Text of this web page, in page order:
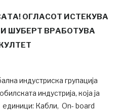
ОГЛАСОТ ИСТЕКУВА
ШУБЕРТ ВРАБОТУВА
индустриска групација
индустрија, која ја
Кабли, On- board